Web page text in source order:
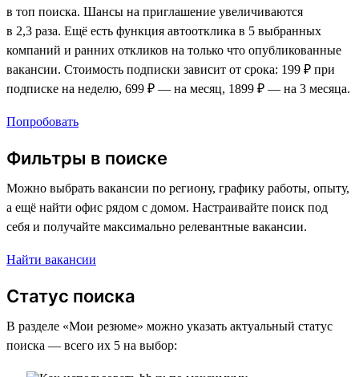
в топ поиска. Шансы на приглашение увеличиваются
в 2,3 раза. Ещё есть функция автоотклика в 5 выбранных
компаний и ранних откликов на только что опубликованные
вакансии. Стоимость подписки зависит от срока: 199 ₽ при
подписке на неделю, 699 ₽ — на месяц, 1899 ₽ — на 3 месяца.
Попробовать
Фильтры в поиске
Можно выбрать вакансии по региону, графику работы, опыту,
а ещё найти офис рядом с домом. Настраивайте поиск под
себя и получайте максимально релевантные вакансии.
Найти вакансии
Статус поиска
В разделе «Мои резюме» можно указать актуальный статус
поиска — всего их 5 на выбор: